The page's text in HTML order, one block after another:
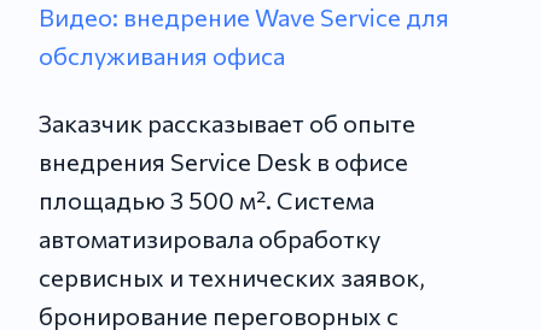
Видео: внедрение Wave Service для
обслуживания офиса
Заказчик рассказывает об опыте
внедрения Service Desk в офисе
площадью 3 500 м². Система
автоматизировала обработку
сервисных и технических заявок,
бронирование переговорных с